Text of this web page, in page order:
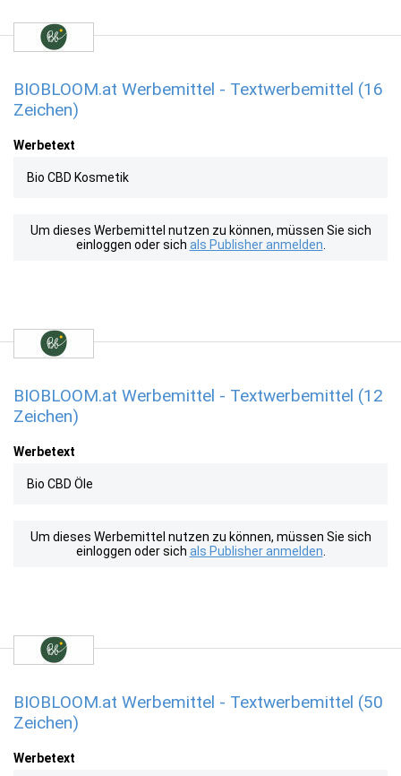
BIOBLOOM.at Werbemittel - Textwerbemittel (16
Zeichen)
Werbetext
Bio CBD Kosmetik
Um dieses Werbemittel nutzen zu können, müssen Sie sich
einloggen oder sich als Publisher anmelden
BIOBLOOM.at Werbemittel - Textwerbemittel (12
Zeichen)
Werbetext
Bio CBD Öle
Um dieses Werbemittel nutzen zu können, müssen Sie sich
einloggen oder sich als Publisher anmelden
BIOBLOOM.at Werbemittel - Textwerbemittel (50
Zeichen)
Werbetext